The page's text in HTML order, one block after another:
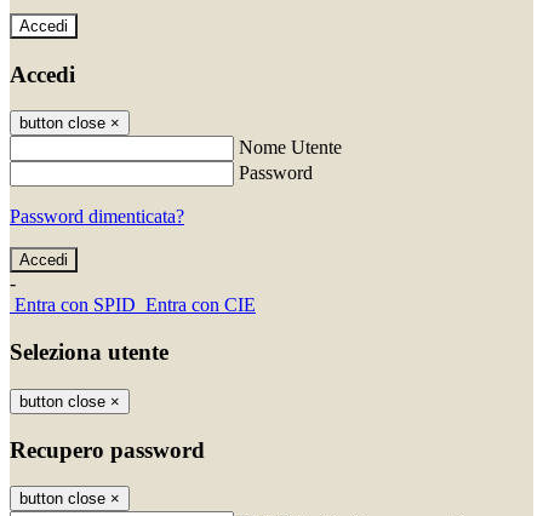
Accedi
Accedi
button close ×
Nome Utente
Password
Password dimenticata?
-
Entra con SPID Entra con CIE
Seleziona utente
button close ×
Recupero password
button close ×